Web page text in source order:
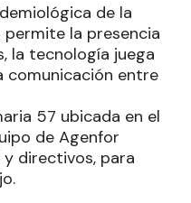
de la
la presencia
la tecnología juega
comunicación entre
57 ubicada en el
de Agenfor
directivos, para